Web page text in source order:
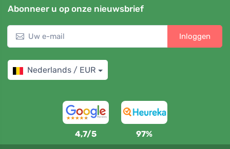
Abonneer u op onze nieuwsbrief
Inloggen
Nederlands / EUR
4,7/5 97%